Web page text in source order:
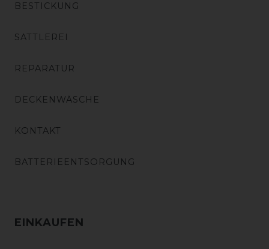
BESTICKUNG
SATTLEREI
REPARATUR
DECKENWÄSCHE
KONTAKT
BATTERIEENTSORGUNG
EINKAUFEN